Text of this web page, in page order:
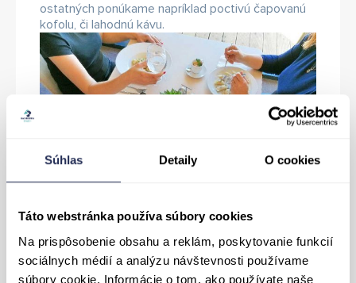
Súhlas Detaily O cookies
Táto webstránka používa súbory cookies
Na prispôsobenie obsahu a reklám, poskytovanie funkcií
sociálnych médií a analýzu návštevnosti používame
súbory cookie. Informácie o tom, ako používate naše
ostatných ponúkame napríklad poctivú čapovanú
kofolu, či lahodnú kávu.